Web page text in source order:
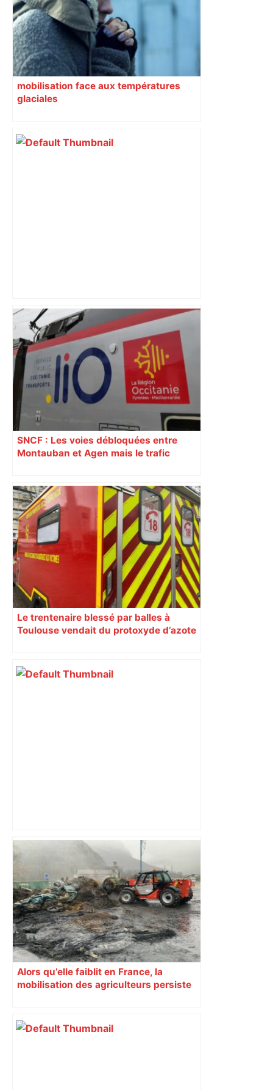
mobilisation face aux températures
glaciales
Top 14: comment Perpignan a une
nouvelle fois fait tomber Toulouse? –
RMC Sport
SNCF : Les voies débloquées entre
Montauban et Agen mais le trafic
Le trentenaire blessé par balles à
Toulouse vendait du protoxyde d’azote
À Toulouse, des agriculteurs
manifestent contre les abattages de
bovins – Boursorama
Alors qu’elle faiblit en France, la
mobilisation des agriculteurs persiste